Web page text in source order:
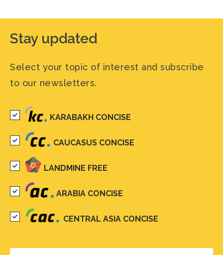
Stay updated
Select your topic of interest and subscribe
to our newsletters.
KARABAKH CONCISE
CAUCASUS CONCISE
LANDMINE FREE
ARABIA CONCISE
CENTRAL ASIA CONCISE